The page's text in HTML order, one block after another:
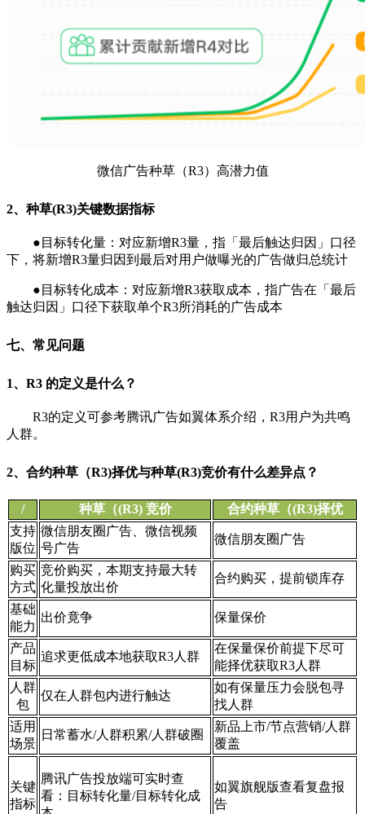
微信广告种草（R3）高潜力值
2、种草(R3)关键数据指标
●目标转化量：对应新增R3量，指「最后触达归因」口径
下，将新增R3量归因到最后对用户做曝光的广告做归总统计
●目标转化成本：对应新增R3获取成本，指广告在「最后
触达归因」口径下获取单个R3所消耗的广告成本
七、常见问题
1、R3 的定义是什么？
R3的定义可参考腾讯广告如翼体系介绍，R3用户为共鸣
人群。
2、合约种草（R3)择优与种草(R3)竞价有什么差异点？
/ 种草（(R3) 竞价
合约种草（(R3)择优
支持
版位
微信朋友圈广告、微信视频
号广告
微信朋友圈广告
购买
方式
竞价购买，本期支持最大转
化量投放出价
合约购买，提前锁库存
基础
能力
出价竟争 保量保价
产品
目标
追求更低成本地获取R3人群
在保量保价前提下尽可
能择优获取R3人群
人群
包
仅在人群包内进行触达
如有保量压力会脱包寻
找人群
适用
场景
日常蓄水/人群积累/人群破圈
新品上市/节点营销/人群
覆盖
关键
指标
腾讯广告投放端可实时查
看：目标转化量/目标转化成
如翼旗舰版查看复盘报
告